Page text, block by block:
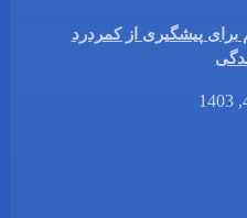
+ 4 راه مهم برای پیشگیری از کمردرد